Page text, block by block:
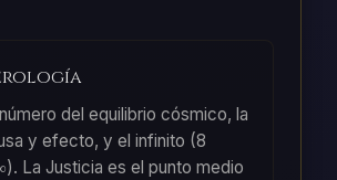
del equilibrio cósmico, la
y efecto, y el infinito (8
La Justicia es el punto medio